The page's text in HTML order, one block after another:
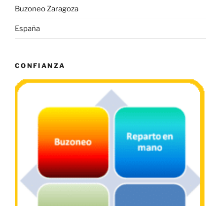
Buzoneo Zaragoza
España
CONFIANZA